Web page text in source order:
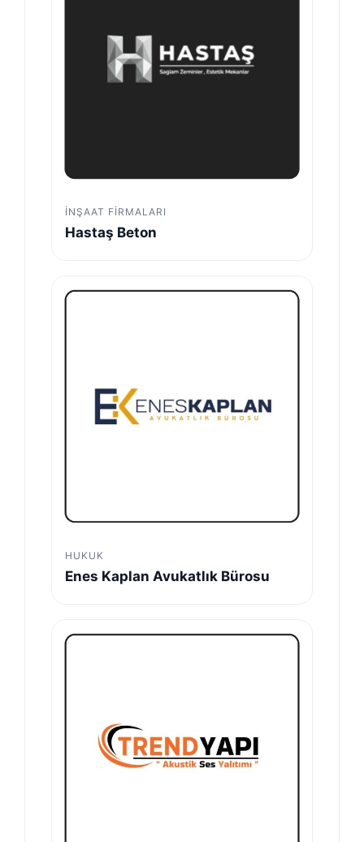
İNŞAAT FIRMALARI
Hastaş Beton
HUKUK
Enes Kaplan Avukatlık Bürosu